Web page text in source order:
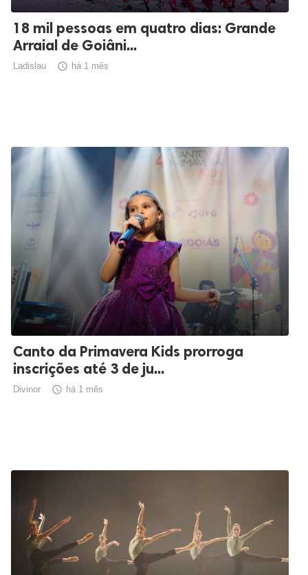
18 mil pessoas em quatro dias: Grande
Arraial de Goiâni...
Ladislau  há 1 mês
Canto da Primavera Kids prorroga
inscrições até 3 de ju...
Divinor  há 1 mês